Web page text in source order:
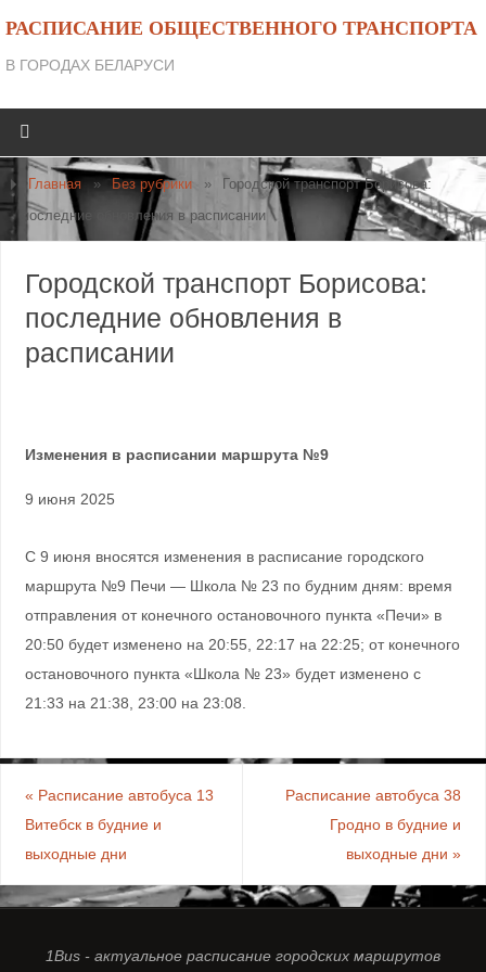
РАСПИСАНИЕ ОБЩЕСТВЕННОГО ТРАНСПОРТА
В ГОРОДАХ БЕЛАРУСИ
Главная » Без рубрики »
Городской транспорт Борисова:
последние обновления в расписании
Городской транспорт Борисова:
последние обновления в
расписании
Изменения в расписании маршрута №9
9 июня 2025
С 9 июня вносятся изменения в расписание городского
маршрута №9 Печи — Школа № 23 по будним дням: время
отправления от конечного остановочного пункта «Печи» в
20:50 будет изменено на 20:55, 22:17 на 22:25; от конечного
остановочного пункта «Школа № 23» будет изменено с
21:33 на 21:38, 23:00 на 23:08.
« Расписание автобуса 13
Витебск в будние и
выходные дни
Расписание автобуса 38
Гродно в будние и
выходные дни»
1Bus - актуальное расписание городских маршрутов